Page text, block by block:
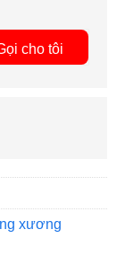
cho tôi
xương